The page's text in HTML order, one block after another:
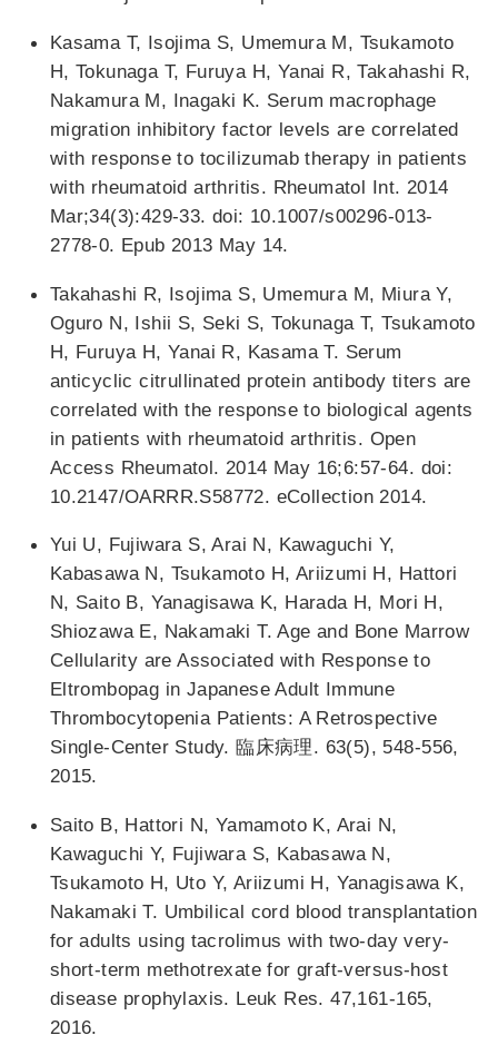
Kasama T, Isojima S, Umemura M, Tsukamoto
H, Tokunaga T, Furuya H, Yanai R, Takahashi R,
Nakamura M, Inagaki K. Serum macrophage
migration inhibitory factor levels are correlated
with response to tocilizumab therapy in patients
with rheumatoid arthritis. Rheumatol Int. 2014
Mar;34(3):429-33. doi: 10.1007/s00296-013-
2778-0. Epub 2013 May 14.
Takahashi R, Isojima S, Umemura M, Miura Y,
Oguro N, Ishii S, Seki S, Tokunaga T, Tsukamoto
H, Furuya H, Yanai R, Kasama T. Serum
anticyclic citrullinated protein antibody titers are
correlated with the response to biological agents
in patients with rheumatoid arthritis. Open
Access Rheumatol. 2014 May 16;6:57-64. doi:
10.2147/OARRR.S58772. eCollection 2014.
Yui U, Fujiwara S, Arai N, Kawaguchi Y,
Kabasawa N, Tsukamoto H, Ariizumi H, Hattori
N, Saito B, Yanagisawa K, Harada H, Mori H,
Shiozawa E, Nakamaki T. Age and Bone Marrow
Cellularity are Associated with Response to
Eltrombopag in Japanese Adult Immune
Thrombocytopenia Patients: A Retrospective
Single-Center Study. 臨床病理. 63(5), 548-556,
2015.
Saito B, Hattori N, Yamamoto K, Arai N,
Kawaguchi Y, Fujiwara S, Kabasawa N,
Tsukamoto H, Uto Y, Ariizumi H, Yanagisawa K,
Nakamaki T. Umbilical cord blood transplantation
for adults using tacrolimus with two-day very-
short-term methotrexate for graft-versus-host
disease prophylaxis. Leuk Res. 47,161-165,
2016.